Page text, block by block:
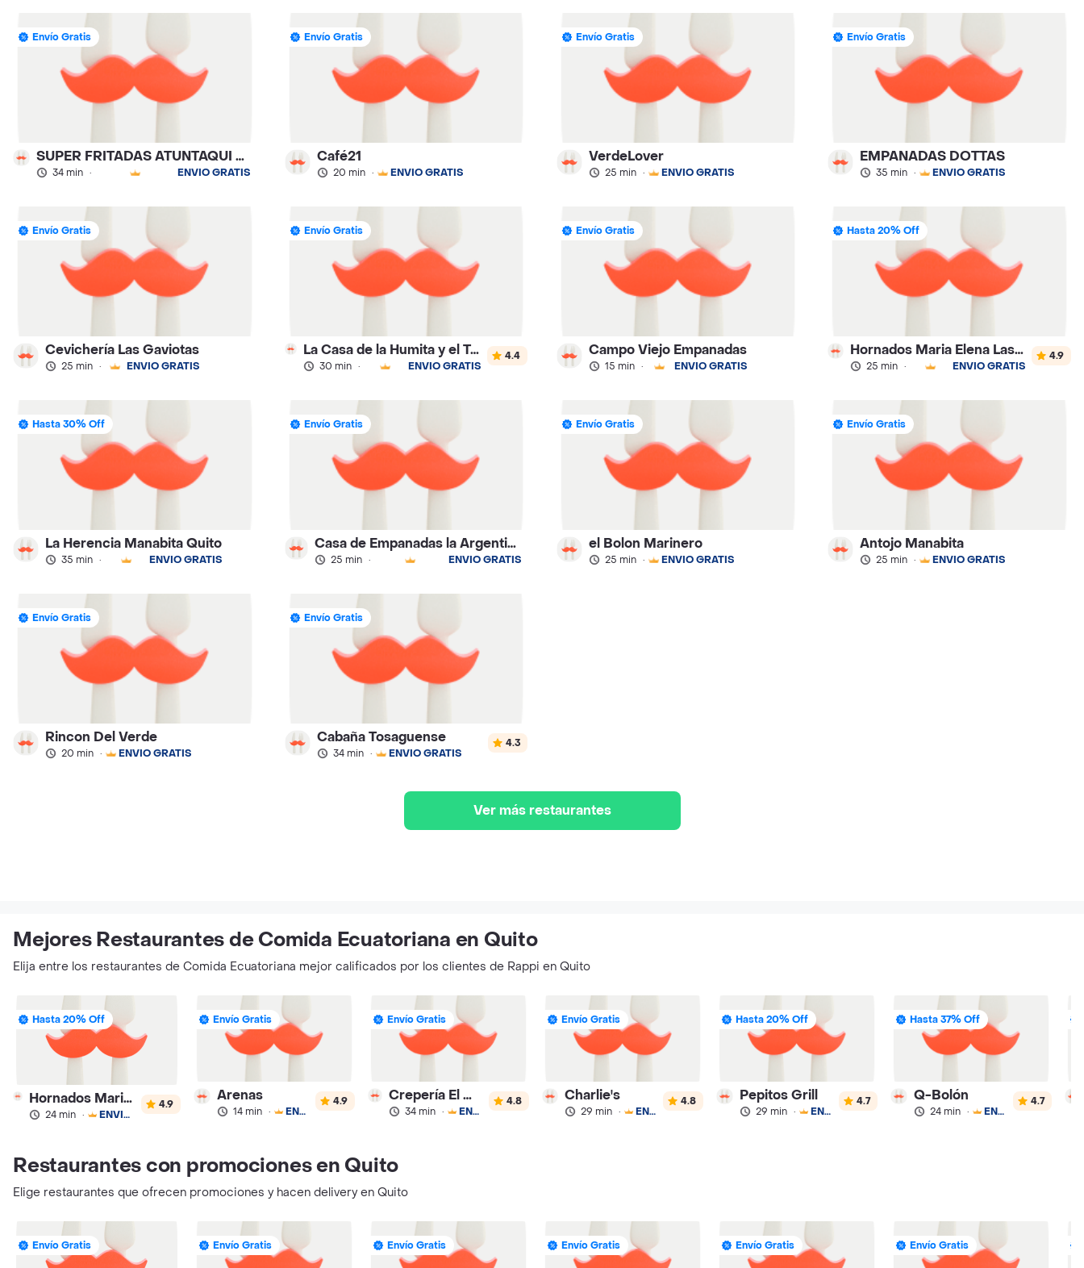
Envío Gratis
SUPER FRITADAS ATUNTAQUI - RIO DE JANEIRO
34 min · ENVÍO GRATIS
Envío Gratis
Café21
20 min · ENVÍO GRATIS
Envío Gratis
VerdeLover
25 min · ENVÍO GRATIS
Envío Gratis
EMPANADAS DOTTAS
35 min · ENVÍO GRATIS
Envío Gratis
Cevichería Las Gaviotas
25 min · ENVÍO GRATIS
Envío Gratis
La Casa de la Humita y el Tamal Lojano Gualberto Arcos 208
30 min · ENVÍO GRATIS
4.4
Envío Gratis
Campo Viejo Empanadas
15 min · ENVÍO GRATIS
Hasta 20% Off
Hornados Maria Elena Las Casas y Versalles
25 min · ENVÍO GRATIS
4.9
Hasta 30% Off
La Herencia Manabita Quito
35 min · ENVÍO GRATIS
Envío Gratis
Casa de Empanadas la Argentinidad
25 min · ENVÍO GRATIS
Envío Gratis
el Bolon Marinero
25 min · ENVÍO GRATIS
Envío Gratis
Antojo Manabita
25 min · ENVÍO GRATIS
Envío Gratis
Rincon Del Verde
20 min · ENVÍO GRATIS
Envío Gratis
Cabaña Tosaguense
34 min · ENVÍO GRATIS
4.3
Ver más restaurantes
Mejores Restaurantes de Comida Ecuatoriana en Quito
Elija entre los restaurantes de Comida Ecuatoriana mejor calificados por los clientes de Rappi en Quito
Hasta 20% Off
Hornados Maria Elena Las Casas y Versalles
24 min · ENVÍO GRATIS
4.9
Envío Gratis
Arenas
14 min · ENVÍO GRATIS
4.9
Envío Gratis
Crepería El Mediodía - EC
34 min · ENVÍO GRATIS
4.8
Envío Gratis
Charlie's
29 min · ENVÍO GRATIS
4.8
Hasta 20% Off
Pepitos Grill
29 min · ENVÍO GRATIS
4.7
Hasta 37% Off
Q-Bolón
24 min · ENVÍO GRATIS
4.7
Restaurantes con promociones en Quito
Elige restaurantes que ofrecen promociones y hacen delivery en Quito
Envío Gratis Envío Gratis Envío Gratis Envío Gratis Envío Gratis Envío Gratis